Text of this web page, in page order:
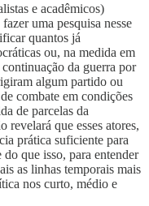
e acadêmicos)
uma pesquisa nesse
quantos já
ou, na medida em
da guerra por
algum partido ou
combate em condições
de parcelas da
revelará que esses atores,
prática suficiente para
que isso, para entender
as linhas temporais mais
nos curto, médio e